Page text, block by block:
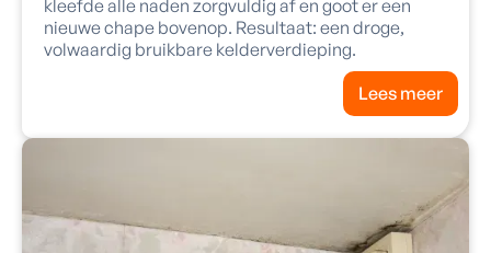
kleefde alle naden zorgvuldig af en goot er een
nieuwe chape bovenop. Resultaat: een droge,
volwaardig bruikbare kelderverdieping.
Lees meer